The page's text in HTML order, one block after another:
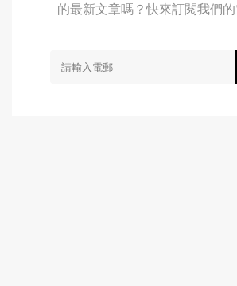
的最新文章嗎？快來訂閱我們的